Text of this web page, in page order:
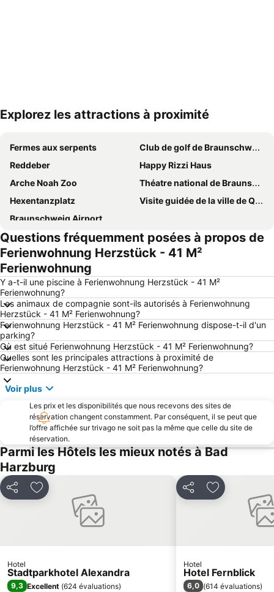
Explorez les attractions à proximité
Fermes aux serpents
Club de golf de Braunschweig
Reddeber
Happy Rizzi Haus
Arche Noah Zoo
Théatre national de Braunschweig
Hexentanzplatz
Visite guidée de la ville de Quedlinburg
Braunschweig Airport
Questions fréquemment posées à propos de
Ferienwohnung Herzstück - 41 M²
Ferienwohnung
Y a-t-il une piscine à Ferienwohnung Herzstück - 41 M²
Ferienwohnung?
Les animaux de compagnie sont-ils autorisés à Ferienwohnung
Herzstück - 41 M² Ferienwohnung?
Ferienwohnung Herzstück - 41 M² Ferienwohnung dispose-t-il d'un
parking?
Où est situé Ferienwohnung Herzstück - 41 M² Ferienwohnung?
Quelles sont les principales attractions à proximité de
Ferienwohnung Herzstück - 41 M² Ferienwohnung?
Voir plus
Les prix et les disponibilités que nous recevons des sites de
réservation changent constamment. Par conséquent, il se peut que
l’offre affichée sur trivago ne soit pas la même que celle du site de
réservation.
Parmi les Hôtels les mieux notés à Bad
Harzburg
PartagerAjouter à mes favoris
Hotel
Stadtparkhotel Alexandra
9,3 Excellent (624 évaluations)
PartagerAjouter à
Hotel
Hotel Fernblick
6,0 (614 évaluations)